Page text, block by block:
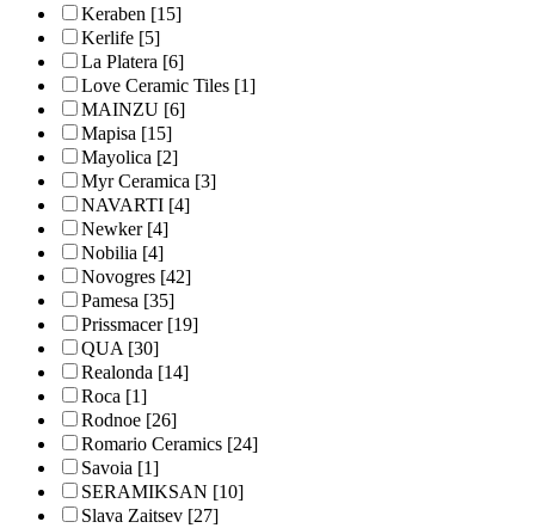
Keraben [15]
Kerlife [5]
La Platera [6]
Love Ceramic Tiles [1]
MAINZU [6]
Mapisa [15]
Mayolica [2]
Myr Ceramica [3]
NAVARTI [4]
Newker[4]
Nobilia [4]
Novogres [42]
Pamesa [35]
Prissmacer[19]
QUA[30]
Realonda [14]
Roca [1]
Rodnoe [26]
Romario Ceramics [24]
Savoia [1]
SERAMIKSAN [10]
Slava Zaitsev [27]